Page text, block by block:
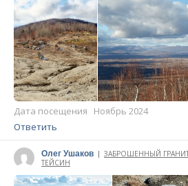
Дата посещения Ноябрь 2024
Ответить
Олег Ушаков | ЗАБРОШЕННЫЙ
ТЕЙСИН